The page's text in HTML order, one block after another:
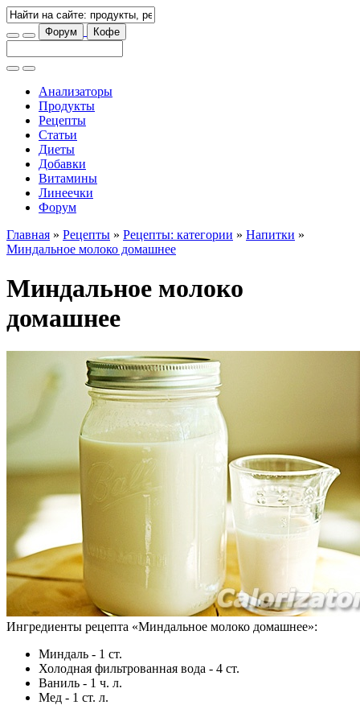
Форум Кофе
Анализаторы
Продукты
Рецепты
Статьи
Диеты
Добавки
Витамины
Линеечки
Форум
Главная » Рецепты » Рецепты: категории » Напитки »
Миндальное молоко домашнее
Миндальное молоко
домашнее
Ингредиенты рецепта «Миндальное молоко домашнее»:
Миндаль - 1 ст.
Холодная фильтрованная вода - 4 ст.
Ваниль - 1 ч. л.
Мед - 1 ст. л.